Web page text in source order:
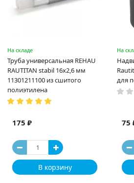
На складе
Труба универсальная REHAU
RAUTITAN stabil 16х2,6 мм
11301211100 из сшитого
полиэтилена
175 ₽
В корзину
На
для
75